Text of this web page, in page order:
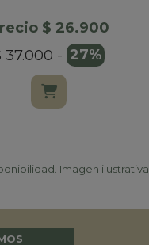
$ 26.900
37.000- 27%
Imagen ilustrativa.